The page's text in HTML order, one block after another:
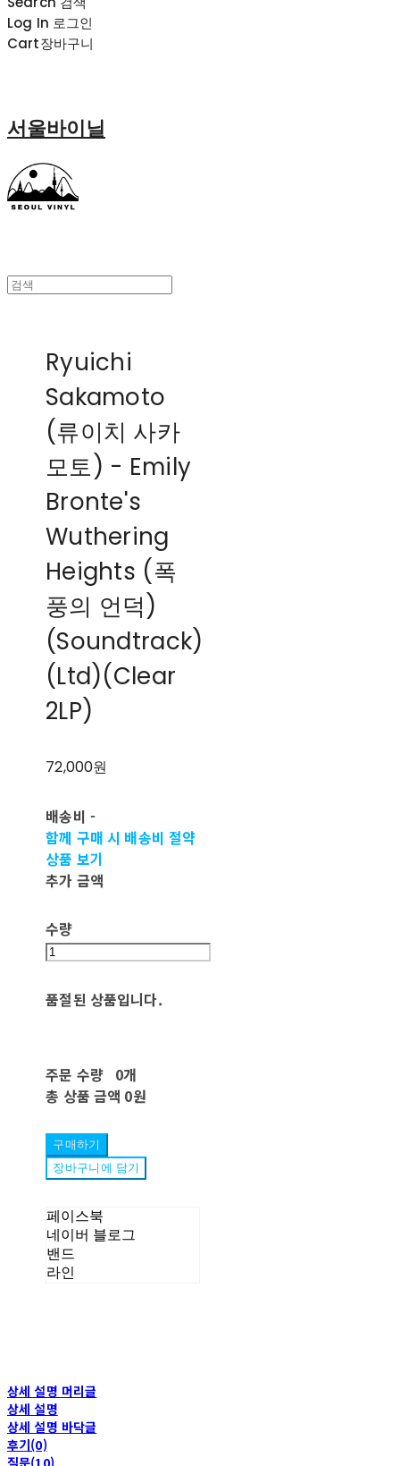
Log In 로그인
Cart장바구니
서울바이닐
Ryuichi
Sakamoto
(류이치 사카
모토) - Emily
Bronte's
Wuthering
Heights (폭
풍의 언덕)
(Soundtrack)
(Ltd)(Clear
2LP)
72,000원
배송비 -
함께 구매 시 배송비 절약
상품 보기
추가 금액
수량
품절된 상품입니다.
주문 수량 0개
총 상품 금액 0원
구매하기
장바구니에 담기
페이스북
네이버 블로그
밴드
라인
상세 설명 머리글
상세 설명
상세 설명 바닥글
후기(0)
질문(10)